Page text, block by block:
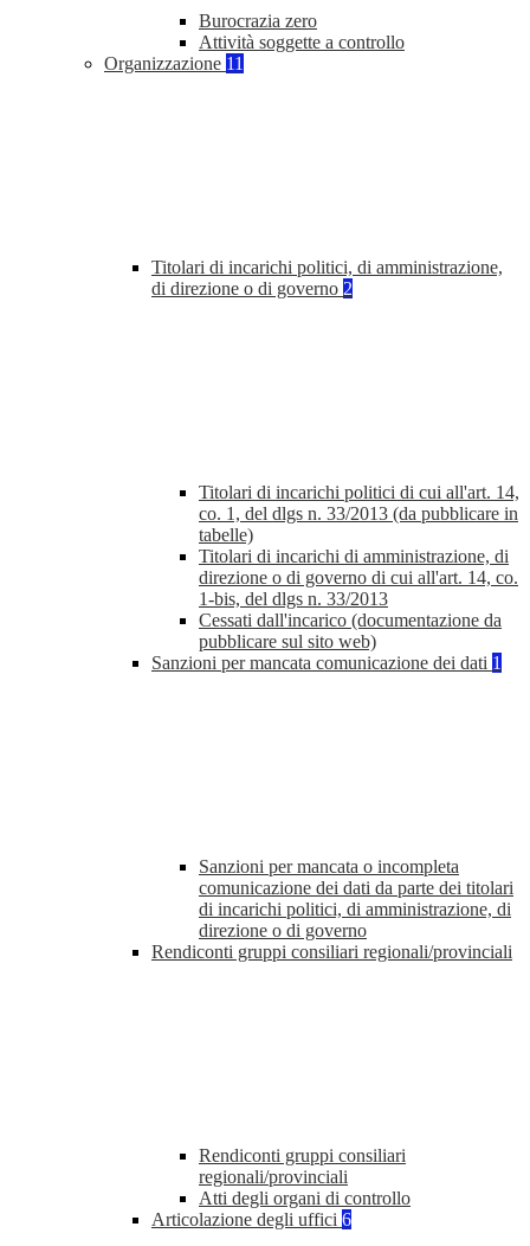
Burocrazia zero
Attività soggette a controllo
Organizzazione 11
Titolari di incarichi politici, di amministrazione,
di direzione o di governo 2
Titolari di incarichi politici di cui all'art. 14,
co. 1, del dlgs n. 33/2013 (da pubblicare in
tabelle)
Titolari di incarichi di amministrazione, di
direzione o di governo di cui all'art. 14, co.
1-bis, del dlgs n. 33/2013
Cessati dall'incarico (documentazione da
pubblicare sul sito web)
Sanzioni per mancata comunicazione dei dati 1
Sanzioni per mancata o incompleta
comunicazione dei dati da parte dei titolari
di incarichi politici, di amministrazione, di
direzione o di governo
Rendiconti gruppi consiliari regionali/provinciali
Rendiconti gruppi consiliari
regionali/provinciali
Atti degli organi di controllo
Articolazione degli uffici 6